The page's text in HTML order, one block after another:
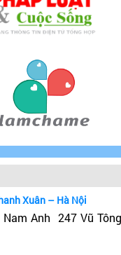
Xuân – Hà Nội
Anh 247 Vũ